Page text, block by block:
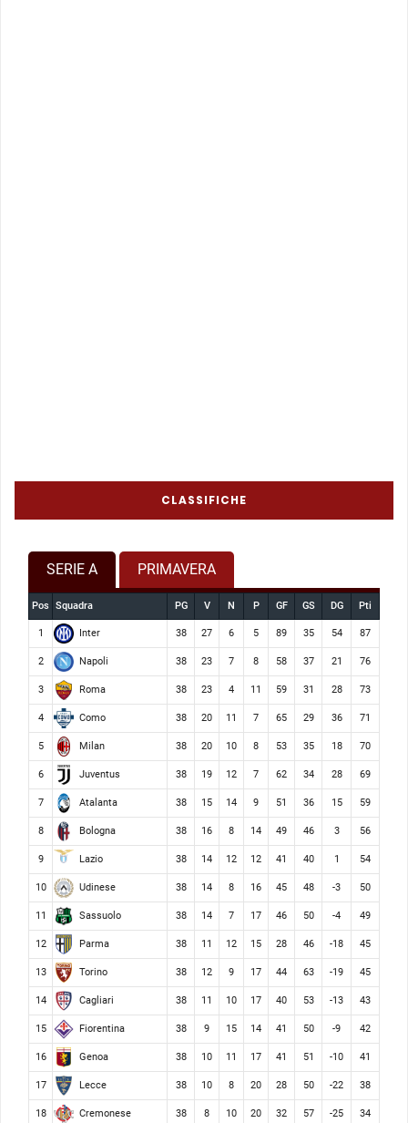
CLASSIFICHE
SERIE A PRIMAVERA
Pos Squadra PG V N P GF GS DG Pti
1 Inter 38 27 6 5 89 35 54 87
2 Napoli 38 23 7 8 58 37 21 76
3 Roma 38 23 4 11 59 31 28 73
4 Como 38 20 11 7 65 29 36 71
5 Milan 38 20 10 8 53 35 18 70
6 Juventus 38 19 12 7 62 34 28 69
7 Atalanta 38 15 14 9 51 36 15 59
8 Bologna 38 16 8 14 49 46 3 56
9 Lazio 38 14 12 12 41 40 1 54
10 Udinese 38 14 8 16 45 48 -3 50
11 Sassuolo 38 14 7 17 46 50 -4 49
12 Parma 38 11 12 15 28 46 -18 45
13 Torino 38 12 9 17 44 63 -19 45
14 Cagliari 38 11 10 17 40 53 -13 43
15 Fiorentina 38 9 15 14 41 50 -9 42
16 Genoa 38 10 11 17 41 51 -10 41
17 Lecce 38 10 8 20 28 50 -22 38
18 Cremonese 38 8 10 20 32 57 -25 34